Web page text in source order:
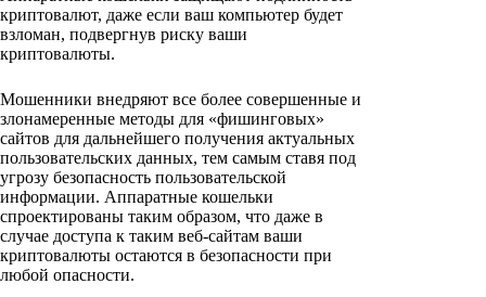
криптовалют, даже если ваш компьютер будет
взломан, подвергнув риску ваши
криптовалюты.
Мошенники внедряют все более совершенные и
злонамеренные методы для «фишинговых»
сайтов для дальнейшего получения актуальных
пользовательских данных, тем самым ставя под
угрозу безопасность пользовательской
информации. Аппаратные кошельки
спроектированы таким образом, что даже в
случае доступа к таким веб-сайтам ваши
криптовалюты остаются в безопасности при
любой опасности.